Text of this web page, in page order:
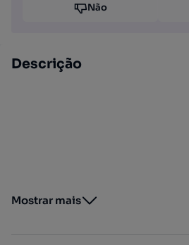
Não
Descrição
Mostrar mais